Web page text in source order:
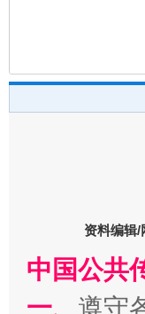
在谋一
资料编辑/
中国公共
一、 遵守